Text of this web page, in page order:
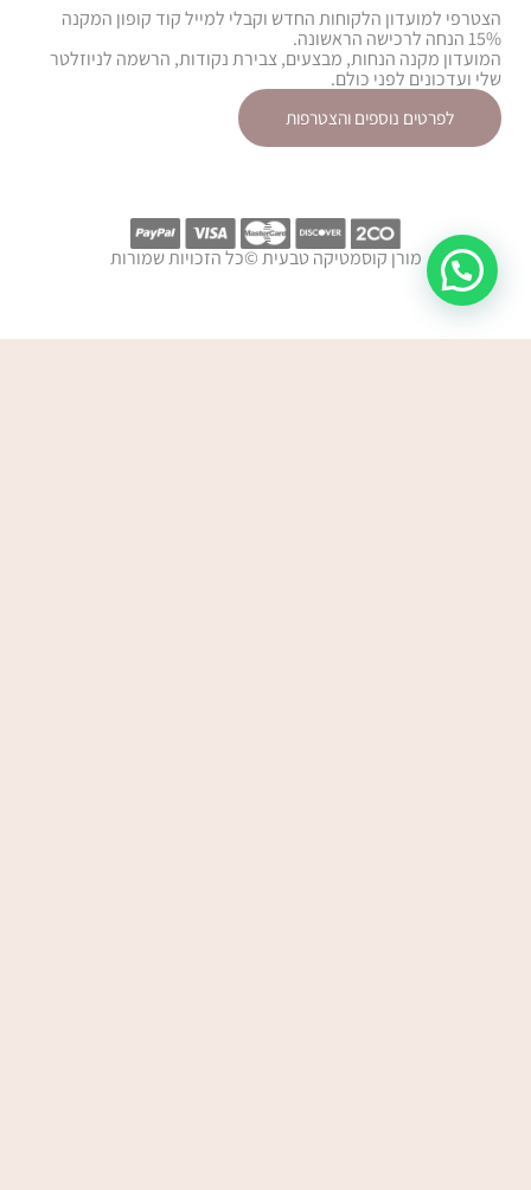
הצטרפי למועדון הלקוחות החדש וקבלי למייל קוד קופון המקנה
15% הנחה לרכישה הראשונה.
המועדון מקנה הנחות, מבצעים, צבירת נקודות, הרשמה לניוזלטר
שלי ועדכונים לפני כולם.
לפרטים נוספים והצטרפות
מורן קוסמטיקה טבעית ©כל הזכויות שמורות